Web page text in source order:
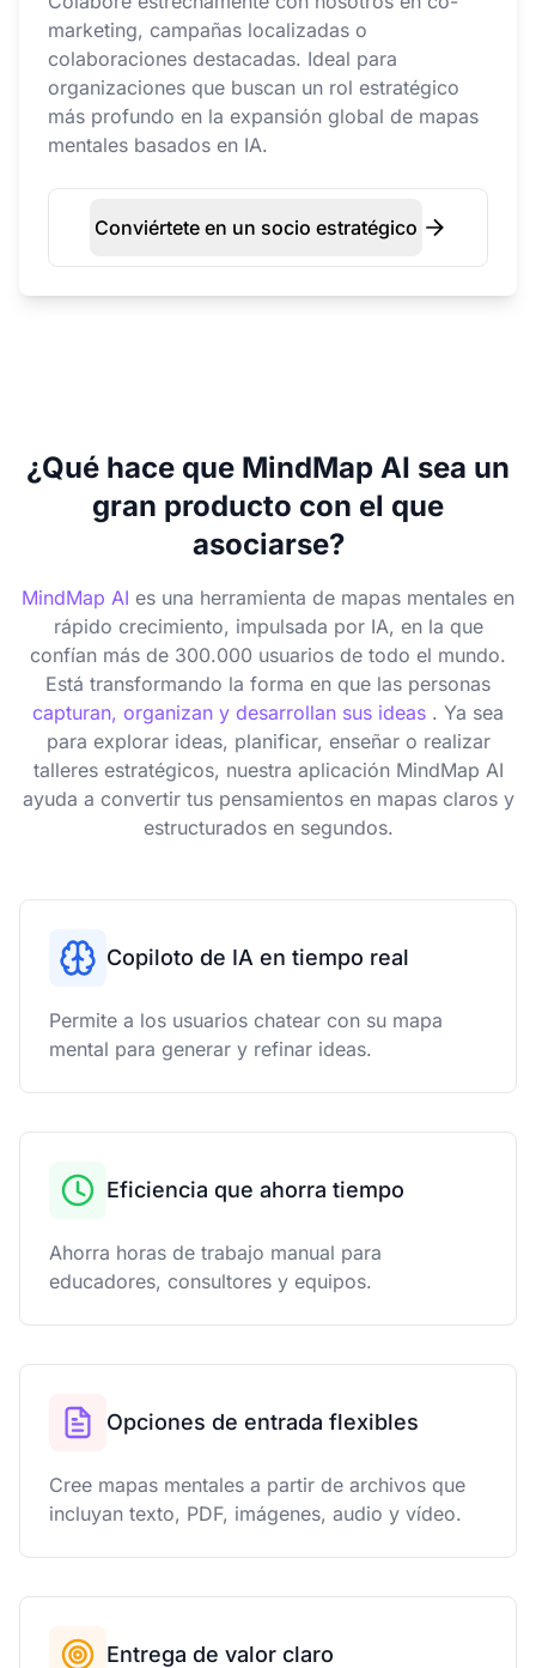
marketing, campañas localizadas o
colaboraciones destacadas. Ideal para
organizaciones que buscan un rol estratégico
más profundo en la expansión global de mapas
mentales basados en IA.
Conviértete en un socio estratégico
¿Qué hace que MindMap AI sea un
gran producto con el que
asociarse?
MindMap AI es una herramienta de mapas mentales en
rápido crecimiento, impulsada por IA, en la que
confían más de 300.000 usuarios de todo el mundo.
Está transformando la forma en que las personas
capturan, organizan y desarrollan sus ideas . Ya sea
para explorar ideas, planificar, enseñar o realizar
talleres estratégicos, nuestra aplicación MindMap AI
ayuda a convertir tus pensamientos en mapas claros y
estructurados en segundos.
Copiloto de IA en tiempo real
Permite a los usuarios chatear con su mapa
mental para generar y refinar ideas.
Eficiencia que ahorra tiempo
Ahorra horas de trabajo manual para
educadores, consultores y equipos.
Opciones de entrada flexibles
Cree mapas mentales a partir de archivos que
incluyan texto, PDF, imágenes, audio y vídeo.
Entrega de valor claro